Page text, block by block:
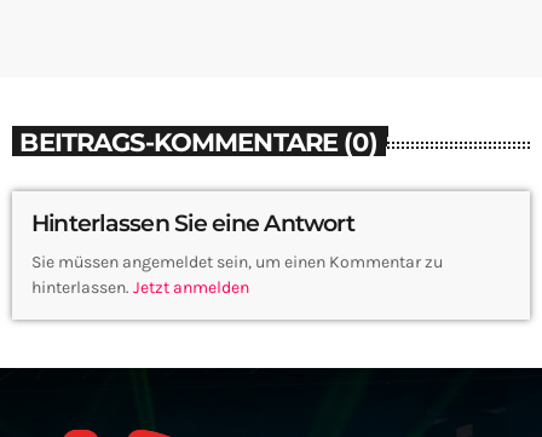
BEITRAGS-KOMMENTARE (0)
Hinterlassen Sie eine Antwort
Sie müssen angemeldet sein, um einen Kommentar zu
hinterlassen. Jetzt anmelden